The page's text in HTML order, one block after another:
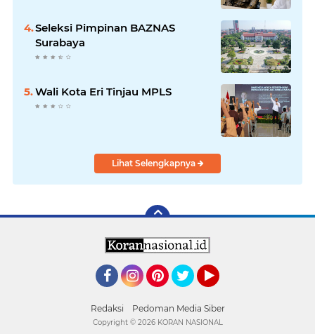
Seleksi Pimpinan BAZNAS
Surabaya
Wali Kota Eri Tinjau MPLS
Lihat Selengkapnya
Redaksi Pedoman Media Siber
Copyright © 2026 KORAN NASIONAL